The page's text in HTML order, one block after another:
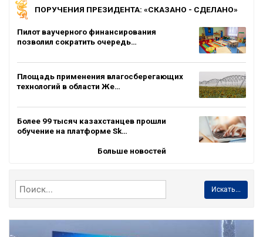
ПОРУЧЕНИЯ ПРЕЗИДЕНТА: «СКАЗАНО - СДЕЛАНО»
Пилот ваучерного финансирования
позволил сократить очередь…
Площадь применения влагосберегающих
технологий в области Же…
Более 99 тысяч казахстанцев прошли
обучение на платформе Sk…
Больше новостей
Искать...